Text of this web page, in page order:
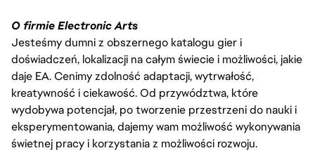
O firmie Electronic Arts
Jesteśmy dumni z obszernego katalogu gier i
doświadczeń, lokalizacji na całym świecie i możliwości, jakie
daje EA. Cenimy zdolność adaptacji, wytrwałość,
kreatywność i ciekawość. Od przywództwa, które
wydobywa potencjał, po tworzenie przestrzeni do nauki i
eksperymentowania, dajemy wam możliwość wykonywania
świetnej pracy i korzystania z możliwości rozwoju.